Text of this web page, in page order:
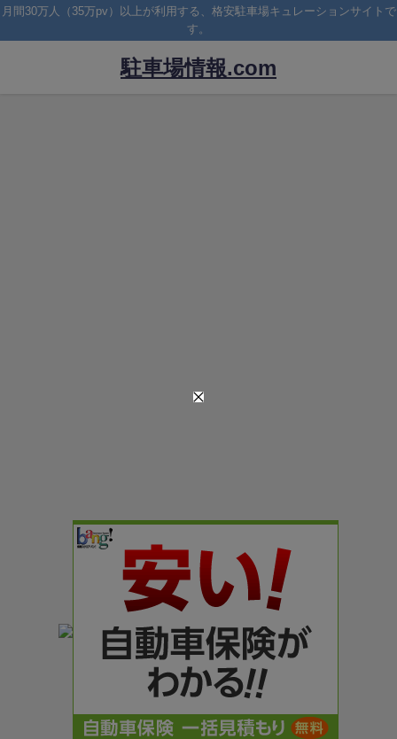
月間30万人（35万pv）以上が利用する、格安駐車場キュレーションサイトで
す。
駐車場情報.com